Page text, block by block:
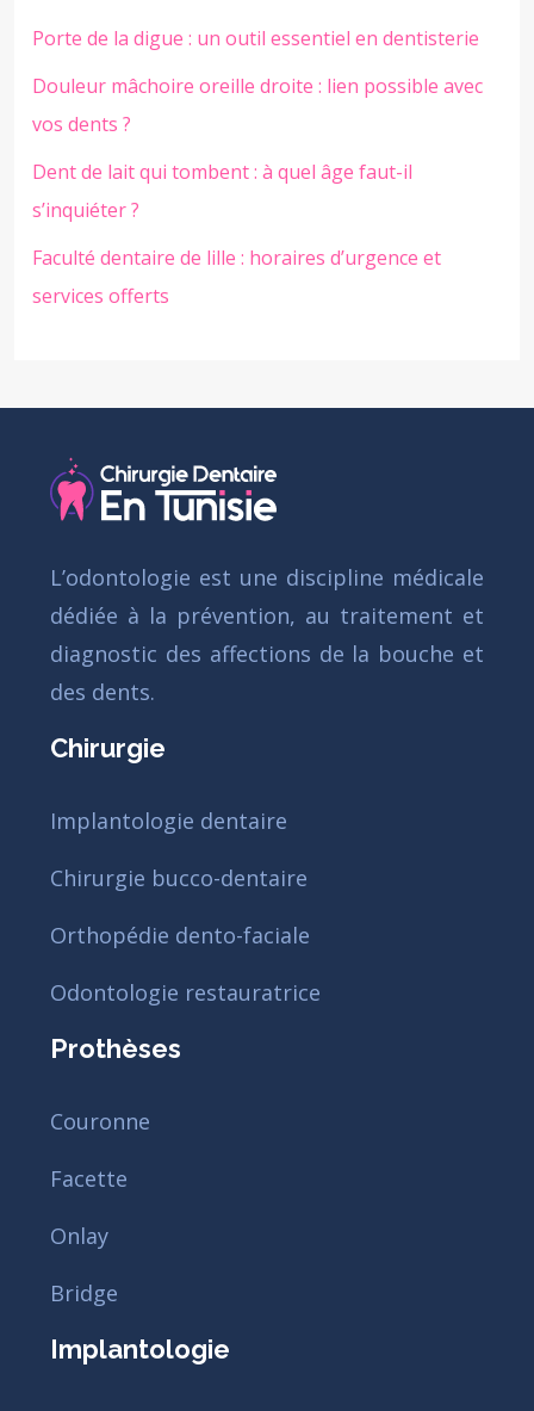
Porte de la digue : un outil essentiel en dentisterie
Douleur mâchoire oreille droite : lien possible avec
vos dents ?
Dent de lait qui tombent : à quel âge faut-il
s’inquiéter ?
Faculté dentaire de lille : horaires d’urgence et
services offerts
L’odontologie est une discipline médicale
dédiée à la prévention, au traitement et
diagnostic des affections de la bouche et
des dents.
Chirurgie
Implantologie dentaire
Chirurgie bucco-dentaire
Orthopédie dento-faciale
Odontologie restauratrice
Prothèses
Couronne
Facette
Onlay
Bridge
Implantologie